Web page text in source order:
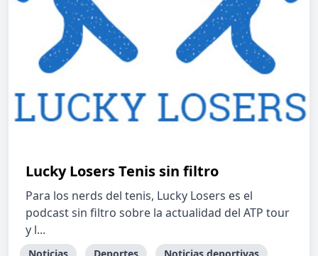
Lucky Losers Tenis sin filtro
Para los nerds del tenis, Lucky Losers es el
podcast sin filtro sobre la actualidad del ATP tour
y l...